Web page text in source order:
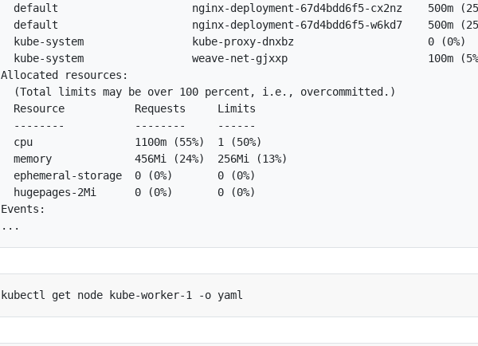
default                     nginx-deployment-67d4bdd6f5-cx2nz    500m
default                     nginx-deployment-67d4bdd6f5-w6kd7    500m
kube-system                 kube-proxy-dnxbz                     0 (0%)
kube-system                 weave-net-gjxxp                      100m
Allocated resources:
  (Total limits may be over 100 percent, i.e., overcommitted.)
  Resource           Requests     Limits
  --------           --------     ------
  cpu                1100m (55%)  1 (50%)
  memory             456Mi (24%)  256Mi (13%)
  ephemeral-storage  0 (0%)       0 (0%)
  hugepages-2Mi      0 (0%)       0 (0%)
Events: